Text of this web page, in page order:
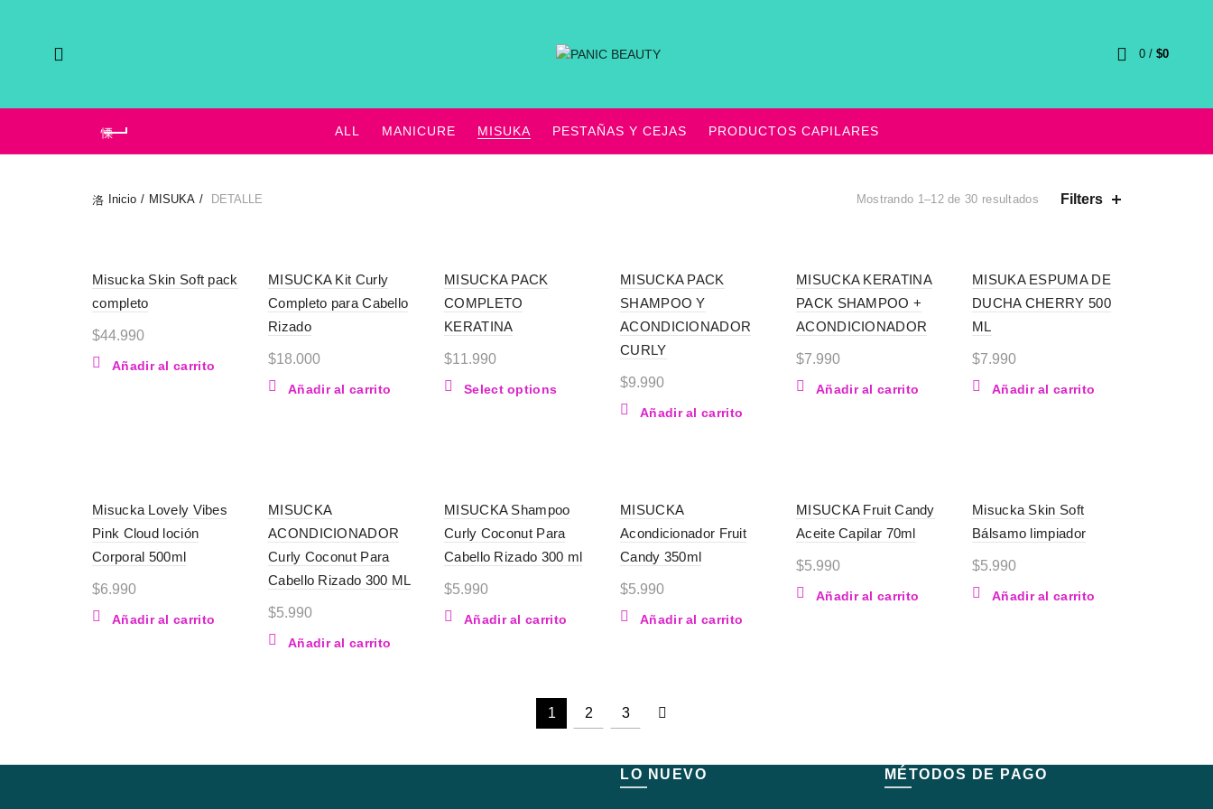
0 / $0
ALL MANICURE MISUKA PESTAÑAS Y CEJAS PRODUCTOS CAPILARES
Inicio MISUKA DETALLE Mostrando 1–12 de 30 resultados Ordenado
bajo
Filters
Misucka Skin Soft pack
completo
$44.990
Añadir al carrito
MISUCKA Kit Curly
Completo para Cabello
Rizado
$18.000
Añadir al carrito
MISUCKA PACK
COMPLETO
KERATINA
$11.990
Select options
MISUCKA PACK
SHAMPOO Y
ACONDICIONADOR
CURLY
$9.990
Añadir al carrito
MISUCKA KERATINA
PACK SHAMPOO +
ACONDICIONADOR
$7.990
Añadir al carrito
MISUKA ESPUMA DE
DUCHA CHERRY 500
ML
$7.990
Añadir al carrito
Misucka Lovely Vibes
Pink Cloud loción
Corporal 500ml
$6.990
Añadir al carrito
MISUCKA
ACONDICIONADOR
Curly Coconut Para
Cabello Rizado 300 ML
$5.990
Añadir al carrito
MISUCKA Shampoo
Curly Coconut Para
Cabello Rizado 300 ml
$5.990
Añadir al carrito
MISUCKA
Acondicionador Fruit
Candy 350ml
$5.990
Añadir al carrito
MISUCKA Fruit Candy
Aceite Capilar 70ml
$5.990
Añadir al carrito
Misucka Skin Soft
Bálsamo limpiador
$5.990
Añadir al carrito
1 2 3
LO NUEVO MÉTODOS DE PAGO